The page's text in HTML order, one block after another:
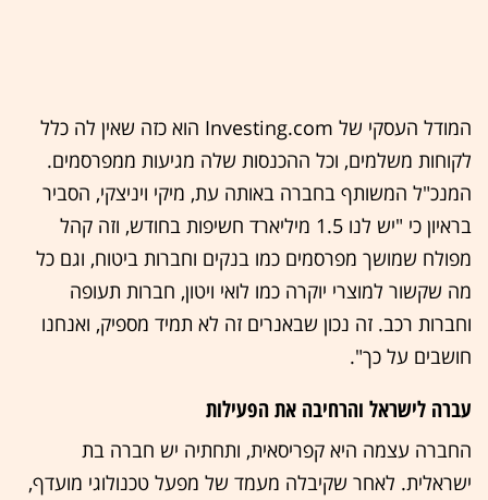
המודל העסקי של Investing.com הוא כזה שאין לה כלל
לקוחות משלמים, וכל ההכנסות שלה מגיעות ממפרסמים.
המנכ"ל המשותף בחברה באותה עת, מיקי ויניצקי, הסביר
בראיון כי "יש לנו 1.5 מיליארד חשיפות בחודש, וזה קהל
מפולח שמושך מפרסמים כמו בנקים וחברות ביטוח, וגם כל
מה שקשור למוצרי יוקרה כמו לואי ויטון, חברות תעופה
וחברות רכב. זה נכון שבאנרים זה לא תמיד מספיק, ואנחנו
חושבים על כך".
עברה לישראל והרחיבה את הפעילות
החברה עצמה היא קפריסאית, ותחתיה יש חברה בת
ישראלית. לאחר שקיבלה מעמד של מפעל טכנולוגי מועדף,